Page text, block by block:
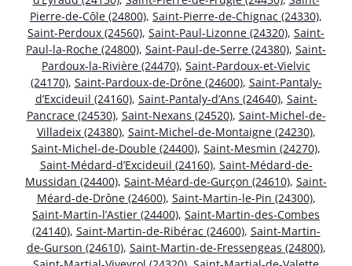
Pierre-de-Côle (24800), Saint-Pierre-de-Chignac (24330),
Saint-Perdoux (24560), Saint-Paul-Lizonne (24320), Saint-
Paul-la-Roche (24800), Saint-Paul-de-Serre (24380), Saint-
Pardoux-la-Rivière (24470), Saint-Pardoux-et-Vielvic
(24170), Saint-Pardoux-de-Drône (24600), Saint-Pantaly-
d’Excideuil (24160), Saint-Pantaly-d’Ans (24640), Saint-
Pancrace (24530), Saint-Nexans (24520), Saint-Michel-de-
Villadeix (24380), Saint-Michel-de-Montaigne (24230),
Saint-Michel-de-Double (24400), Saint-Mesmin (24270),
Saint-Médard-d’Excideuil (24160), Saint-Médard-de-
Mussidan (24400), Saint-Méard-de-Gurçon (24610), Saint-
Méard-de-Drône (24600), Saint-Martin-le-Pin (24300),
Saint-Martin-l’Astier (24400), Saint-Martin-des-Combes
(24140), Saint-Martin-de-Ribérac (24600), Saint-Martin-
de-Gurson (24610), Saint-Martin-de-Fressengeas (24800),